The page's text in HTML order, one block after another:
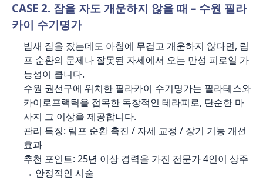
CASE 2. 잠을 자도 개운하지 않을 때 – 수원 필라
카이 수기명가
밤새 잠을 잤는데도 아침에 무겁고 개운하지 않다면, 림
프 순환의 문제나 잘못된 자세에서 오는 만성 피로일 가
능성이 큽니다.
수원 권선구에 위치한 필라카이 수기명가는 필라테스와
카이로프랙틱을 접목한 독창적인 테라피로, 단순한 마
사지 그 이상을 제공합니다.
관리 특징: 림프 순환 촉진 / 자세 교정 / 장기 기능 개선
효과
추천 포인트: 25년 이상 경력을 가진 전문가 4인이 상주
→ 안정적인 시술